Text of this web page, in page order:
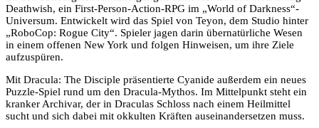
Deathwish, ein First-Person-Action-RPG im „World of Darkness“-
Universum. Entwickelt wird das Spiel von Teyon, dem Studio hinter
„RoboCop: Rogue City“. Spieler jagen darin übernatürliche Wesen
in einem offenen New York und folgen Hinweisen, um ihre Ziele
aufzuspüren.
Mit Dracula: The Disciple präsentierte Cyanide außerdem ein neues
Puzzle-Spiel rund um den Dracula-Mythos. Im Mittelpunkt steht ein
kranker Archivar, der in Draculas Schloss nach einem Heilmittel
sucht und sich dabei mit okkulten Kräften auseinandersetzen muss.